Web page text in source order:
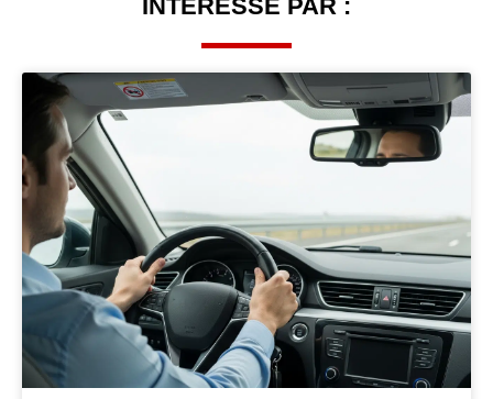
INTÉRESSÉ PAR :